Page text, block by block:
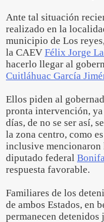
Ante tal situación
realizado en la
municipio de Los
la CAEV Félix Jorge
hacerlo llegar al
Cuitláhuac García
Ellos piden al
pronta intervención,
días, de no se ser así,
la zona centro, como
inclusive
diputado federal
respuesta favorable.
Familiares de los
de ambos Estados, en
permanecen detenidos